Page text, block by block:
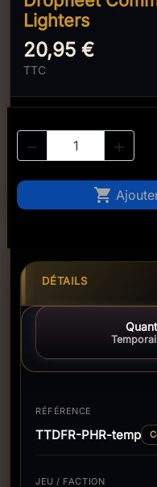
Lighters
20,95 €
TTC
 

DÉTAILS
RÉFÉRENCE
TTDFR-PHR-temp
JEU / FACTION